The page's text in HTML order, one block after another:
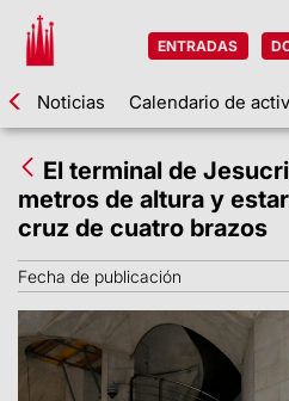
ENTRADAS
Noticias Calendario de
El terminal de
metros de altura y
cruz de cuatro brazos
Fecha de publicación